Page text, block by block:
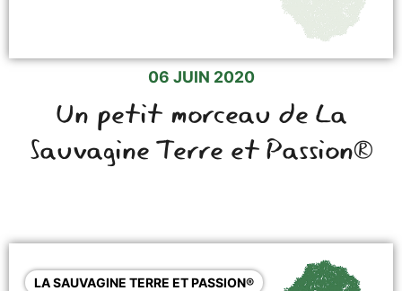
06 JUIN 2020
Un petit morceau de La
Sauvagine Terre et Passion®
LA SAUVAGINE TERRE ET PASSION®